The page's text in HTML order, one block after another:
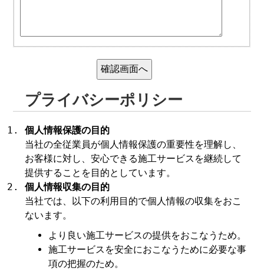
プライバシーポリシー
個人情報保護の目的
当社の全従業員が個人情報保護の重要性を理解し、
お客様に対し、安心できる施工サービスを継続して
提供することを目的としています。
個人情報収集の目的
当社では、以下の利用目的で個人情報の収集をおこ
ないます。
より良い施工サービスの提供をおこなうため。
施工サービスを安全におこなうために必要な事
項の把握のため。